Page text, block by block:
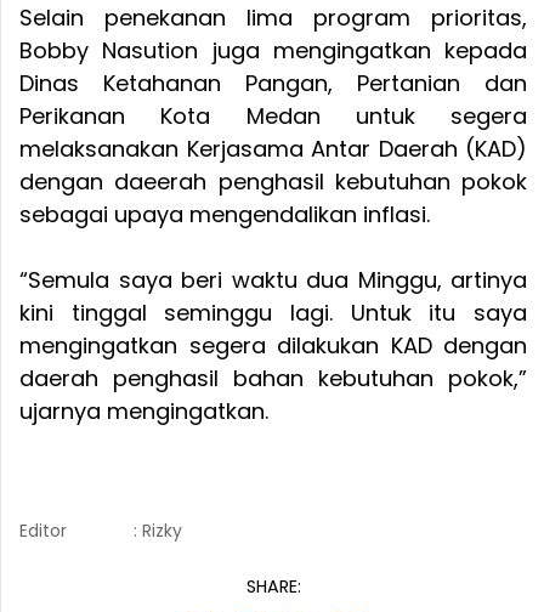
Selain penekanan lima program prioritas,
Bobby Nasution juga mengingatkan kepada
Dinas Ketahanan Pangan, Pertanian dan
Perikanan Kota Medan untuk segera
melaksanakan Kerjasama Antar Daerah (KAD)
dengan daeerah penghasil kebutuhan pokok
sebagai upaya mengendalikan inflasi.
“Semula saya beri waktu dua Minggu, artinya
kini tinggal seminggu lagi. Untuk itu saya
mengingatkan segera dilakukan KAD dengan
daerah penghasil bahan kebutuhan pokok,”
ujarnya mengingatkan.
Editor : Rizky
SHARE: